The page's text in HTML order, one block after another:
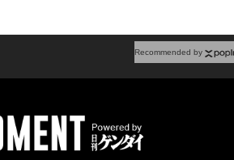
Recommended by